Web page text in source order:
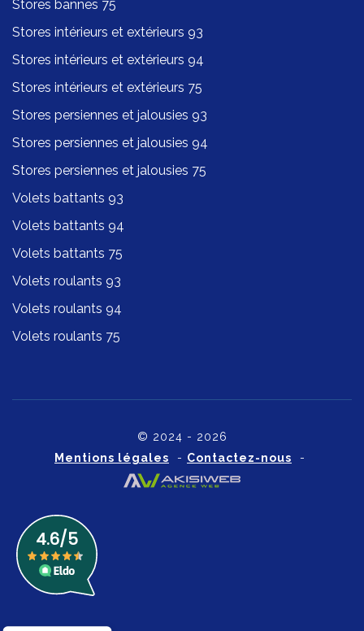
Stores bannes 75
Stores intérieurs et extérieurs 93
Stores intérieurs et extérieurs 94
Stores intérieurs et extérieurs 75
Stores persiennes et jalousies 93
Stores persiennes et jalousies 94
Stores persiennes et jalousies 75
Volets battants 93
Volets battants 94
Volets battants 75
Volets roulants 93
Volets roulants 94
Volets roulants 75
© 2024 - 2026
Mentions légales - Contactez-nous -